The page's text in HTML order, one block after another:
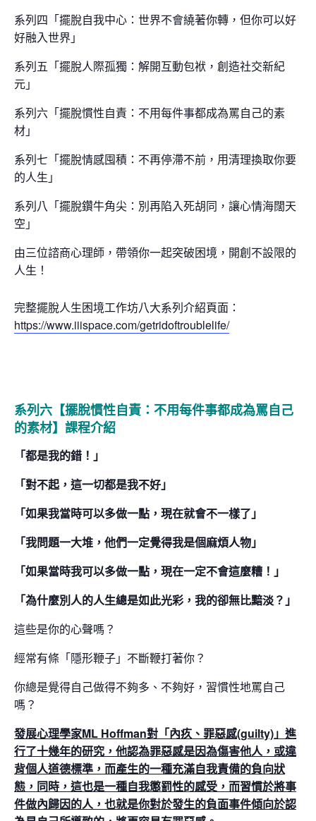
系列四「擺脫自我中心：世界不會繞著你轉，但你可以好
好融入世界」
系列五「擺脫人際孤獨：解開互動包袱，創造社交新紀
元」
系列六「擺脫慣性自責：不用每件事都成為罵自己的素
材」
系列七「擺脫情感囤積：不再停滯不前，用清理換取你要
的人生」
系列八 「擺脫鑽牛角尖：別再陷入死胡同，讓心情海闊天
空」
由三位諮商心理師，帶領你一起突破困境，開創不設限的
人生！
完整擺脫人生困境工作坊八大系列介紹頁面：
https://www.iiispace.com/getridoftroublelife/
系列六【擺脫慣性自責：不用每件事都成為罵自己
的素材】課程介紹
「都是我的錯！」
「對不起，這一切都是我不好」
「如果我當時可以多做一點，現在就會不一樣了」
「我問題一大堆，他們一定覺得我是個麻煩人物」
「如果當時我可以多做一點，現在一定不會這麼糟！」
「為什麼別人的人生總是如此光彩，我的卻無比黯淡？」
這些是你的心聲嗎？
經常有條「隱形鞭子」不斷鞭打著你？
你總是覺得自己做得不夠多、不夠好，習慣性地罵自己
嗎？
發展心理學家ML Hoffman對「內疚、罪惡感(guilty)」進
行了十幾年的研究，他認為罪惡感是因為傷害他人，或違
背個人道德標準，而產生的一種充滿自我責備的負向狀
態，同時，這也是一種自我懲罰性的感受，而習慣於將事
件做內歸因的人，也就是你對於發生的負面事件傾向於認